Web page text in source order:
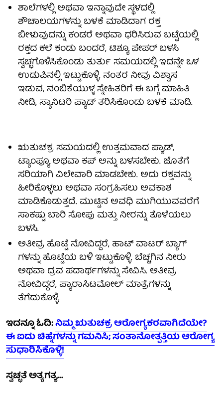
ಶಾಲೆಗಳಲ್ಲಿ ಅಥವಾ ಇನ್ನಾವುದೇ ಸ್ಥಳದಲ್ಲಿ
ಶೌಚಾಲಯಗಳನ್ನು ಬಳಕೆ ಮಾಡಿದಾಗ ರಕ್ತ
ಬೀಳುವುದನ್ನು ಕಂಡರೆ ಅಥವಾ ಧರಿಸಿರುವ ಬಟ್ಟೆಯಲ್ಲಿ
ರಕ್ತದ ಕಲೆ ಕಂಡು ಬಂದರೆ, ಟಿಶ್ಯೂ ಪೇಪರ್ ಬಳಸಿ
ಸ್ವಚ್ಛಗೊಳಿಸಿಕೊಂಡು ತುರ್ತು ಸಮಯದಲ್ಲಿ ಇದನ್ನೇ ಒಳ
ಉಡುಪಿನಲ್ಲಿ ಇಟ್ಟುಕೊಳ್ಳಿ. ನಂತರ ನೀವು ವಿಶ್ವಾಸ
ಇಡುವ, ನಂಬಿಕೆಯುಳ್ಳ ಸ್ನೇಹಿತರಿಗೆ ಈ ಬಗ್ಗೆ ಮಾಹಿತಿ
ನೀಡಿ, ಸ್ಯಾನಿಟರಿ ಪ್ಯಾಡ್ ತರಿಸಿಕೊಂಡು ಬಳಕೆ ಮಾಡಿ.
ಋತುಚಕ್ರ ಸಮಯದಲ್ಲಿ ಉತ್ತಮವಾದ ಪ್ಯಾಡ್,
ಟ್ಯಾಂಪ್ಯೂ ಅಥವಾ ಕಪ್ ಅನ್ನು ಬಳಸಬೇಕು. ಜೊತೆಗೆ
ಸರಿಯಾಗಿ ವಿಲೇವಾರಿ ಮಾಡಬೇಕು. ಅದು ರಕ್ತವನ್ನು
ಹೀರಿಕೊಳ್ಳಲು ಅಥವಾ ಸಂಗ್ರಹಿಸಲು ಅವಕಾಶ
ಮಾಡಿಕೊಡುತ್ತದೆ. ಮುಟ್ಟಿನ ಅವಧಿ ಮುಗಿಯುವವರೆಗೆ
ಸಾಕಷ್ಟು ಬಾರಿ ಸೋಪು ಮತ್ತು ನೀರನ್ನು ತೊಳೆಯಲು
ಬಳಸಿ.
ಅತೀವ್ರ ಹೊಟ್ಟೆ ನೋವಿದ್ದರೆ, ಹಾಟ್ ವಾಟರ್ ಬ್ಯಾಗ್
ಗಳನ್ನು ಹೊಟ್ಟೆಯ ಬಳಿ ಇಟ್ಟುಕೊಳ್ಳಿ. ಬೆಚ್ಚಗಿನ ನೀರು
ಅಥವಾ ದ್ರವ ಪದಾರ್ಥಗಳನ್ನು ಸೇವಿಸಿ. ಅತೀವ್ರ
ನೋವಿದ್ದರೆ, ಪ್ಯಾರಾಸಿಟಮೋಲ್ ಮಾತ್ರೆಗಳನ್ನು
ತೆಗೆದುಕೊಳ್ಳಿ.
ಇದನ್ನೂ ಓದಿ:ನಿಮ್ಮ ಋತುಚಕ್ರ ಆರೋಗ್ಯಕರವಾಗಿದೆಯೇ?
ಈ ಐದು ಚಿಹ್ನೆಗಳನ್ನು ಗಮನಿಸಿ; ಸಂತಾನೋತ್ಪತ್ತಿಯ ಆರೋಗ್ಯ
ಸುಧಾರಿಸಿಕೊಳ್ಳಿ!
ಸ್ವಚ್ಛತೆ ಅತ್ಯಗತ್ಯ...